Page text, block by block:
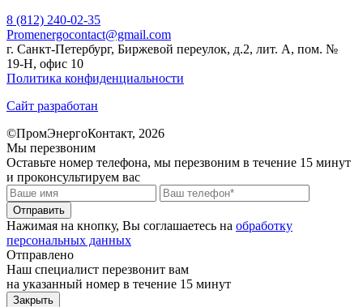
8 (812) 240-02-35
Promenergocontact@gmail.com
г. Санкт-Петербург, Биржевой переулок, д.2, лит. А, пом. №
19-Н, офис 10
Политика конфиденциальности
Сайт разработан
©ПромЭнергоКонтакт, 2026
Мы перезвоним
Оставьте номер телефона, мы перезвоним в течение 15 минут
и проконсультируем вас
Отправить
Нажимая на кнопку, Вы соглашаетесь на обработку
персональных данных
Отправлено
Наш специалист перезвонит вам
на указанный номер в течение 15 минут
Закрыть